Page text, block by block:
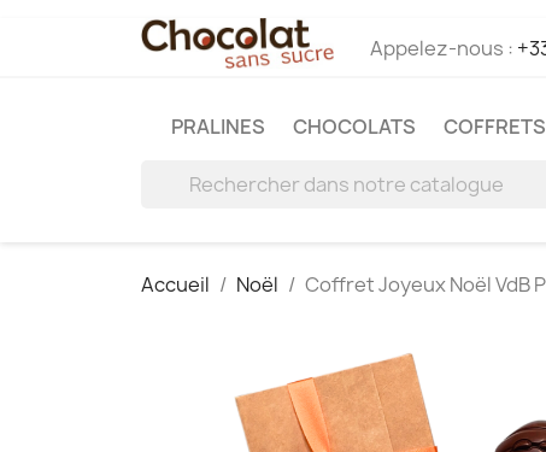
Appelez-nous :
PRALINES CHOCOLATS
Accueil Noël Coffret Joyeux Noël VdB